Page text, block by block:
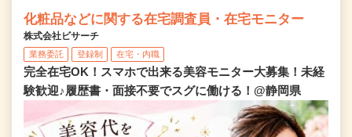
化粧品などに関する在宅調査員・在宅モニター
株式会社ビサーチ
業務委託 登録制 在宅・内職
完全在宅OK！スマホで出来る美容モニター大募集！未経
験歓迎♪履歴書・面接不要でスグに働ける！@静岡県